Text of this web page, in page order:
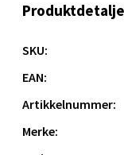
av ujevnheter og
servise som feirer
Fatet passer både
anledninger, og
SKU:
EAN:
Artikkelnummer:
Merke:
Molde -
Torget 1, 6413
Åpent i dag 10-